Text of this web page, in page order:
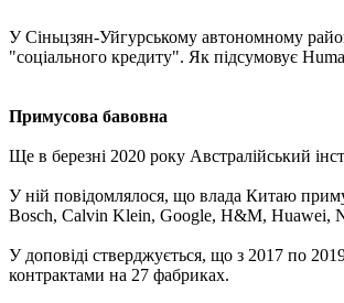
У Сіньцзян-Уйгурському автономному
"соціального кредиту". Як підсумовує
Примусова бавовна
Ще в березні 2020 року Австралійський
У ній повідомлялося, що влада Китаю
Bosch, Calvin Klein, Google, H&M, Huawei,
У доповіді стверджується, що з 2017 по
контрактами на 27 фабриках.